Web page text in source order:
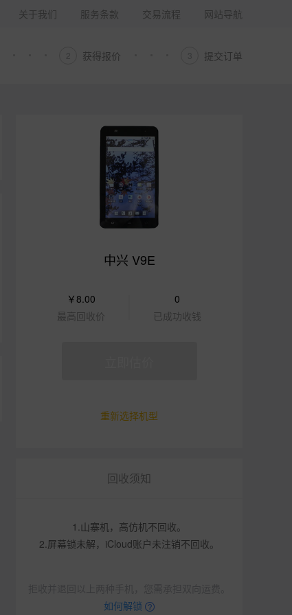
关于我们 服务条款 交易流程 网站导航
获得报价 提交订单
中兴 V9E
￥8.00
最高回收价
0
已成功收钱
重新选择机型
回收须知
1.山寨机，高仿机不回收。
2.屏幕锁未解，iCloud账户未注销不回收。
如何解锁